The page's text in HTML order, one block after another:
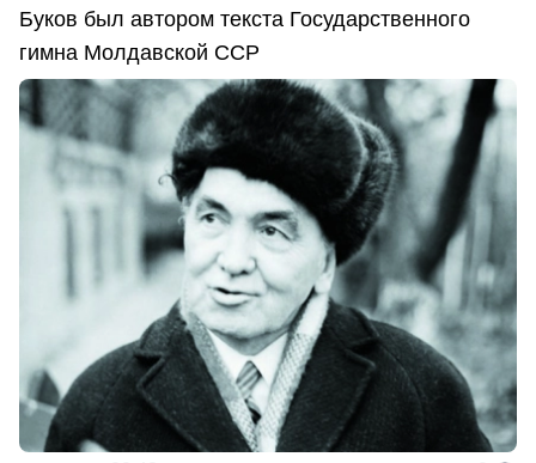
Буков был автором текста Государственного
гимна Молдавской ССР